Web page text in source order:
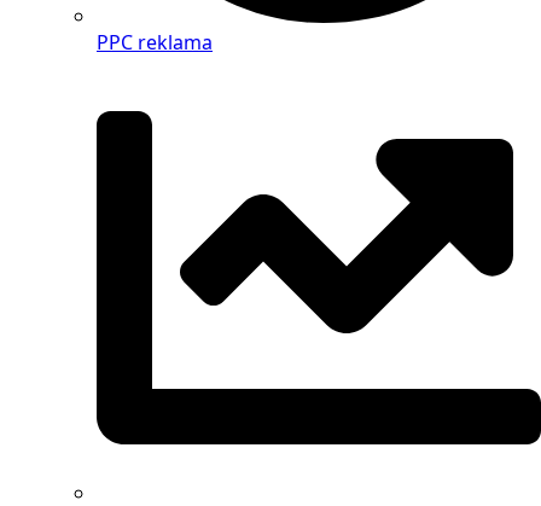
PPC reklama